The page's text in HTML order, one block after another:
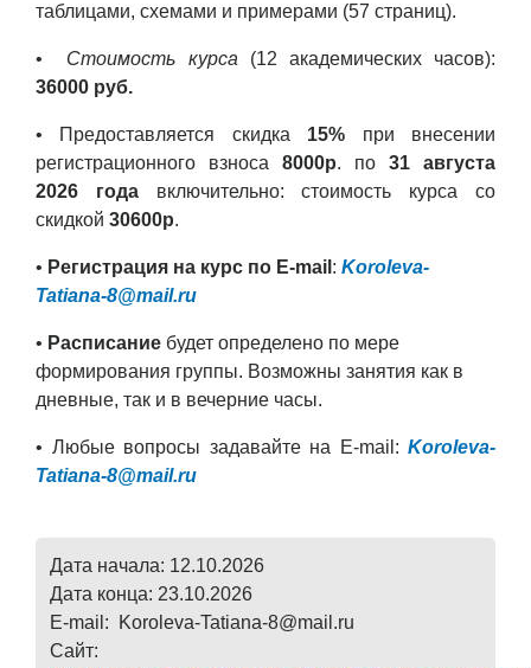
таблицами, схемами и примерами (57 страниц).
• Стоимость курса (12 академических часов):
36000 руб.
• Предоставляется скидка 15% при внесении
регистрационного взноса 8000р. по 31 августа
2026 годавключительно: стоимость курса со
скидкой 30600р.
• Регистрация на курс по E-mail : Koroleva-
Tatiana-8@mail.ru
• Расписание будет определено по мере
формирования группы. Возможны занятия как в
дневные, так и в вечерние часы.
• Любые вопросы задавайте на E-mail: Koroleva-
Tatiana-8@mail.ru
Дата начала: 12.10.2026
Дата конца: 23.10.2026
E-mail: Koroleva-Tatiana-8@mail.ru
Сайт: